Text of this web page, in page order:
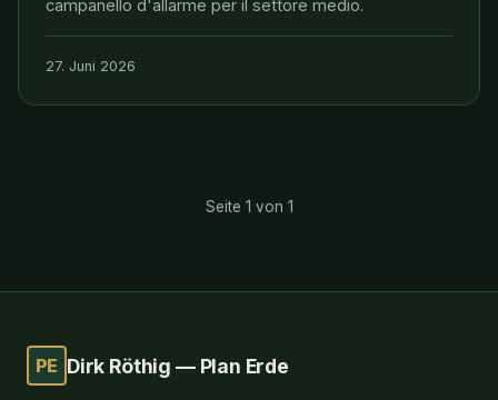
campanello d'allarme per il settore medio.
27. Juni 2026
Seite 1 von 1
PE Dirk Röthig — Plan Erde